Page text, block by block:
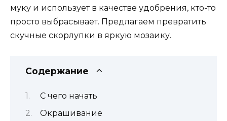
муку и использует в качестве удобрения, кто-то
просто выбрасывает. Предлагаем превратить
скучные скорлупки в яркую мозаику.
Содержание
С чего начать
Окрашивание